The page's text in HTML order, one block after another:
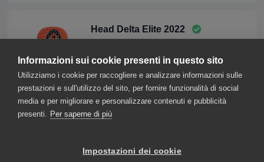
Head Delta Elite 2022
Maneggevolezza
Informazioni sui cookie presenti in questo sito
Utilizziamo i cookie per raccogliere e analizzare informazioni sulle
prestazioni e sull'utilizzo del sito, per fornire funzionalità di social
media e per migliorare e personalizzare contenuti e pubblicità
presenti. Per saperne di più
Impostazioni dei cookie